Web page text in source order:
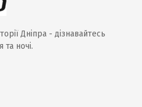
Дніпра - дізнавайтесь
ночі.